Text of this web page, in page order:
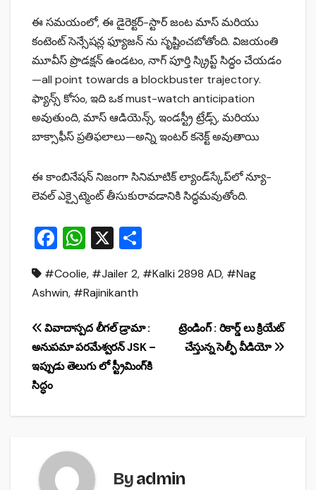
ఈ సమయంలో, ఈ డైరెక్టర్-స్టార్ జంట మాస్ మరియు
కంటెంట్ సెన్సేషన్ల ఫ్యూజన్ ను సృష్టించబోతోంది. విజయంతి
మూవీస్ ప్రొడక్షన్ ఉండటం, నాగ్ పూర్తి స్క్రిప్ట్ సిద్ధం చేయడం
—all point towards a blockbuster trajectory.
ఫ్యాన్స్ కోసం, ఇది ఒక must-watch anticipation
అవుతుంది, మాస్ ఆడియెన్స్, ఇండస్ట్రీ ట్రేడ్స్, మరియు
బాక్సాఫీస్ ప్రతిఫలాలు—అన్ని ఇంటర్ కనెక్ట్ అవుతాయి
ఈ కాంబినేషన్ నిజంగా సినిమాటిక్ ల్యాండ్‌స్కేప్‌లో న్యూ-
లెవల్ ఎక్సైట్మెంట్ తీసుకురావడానికి సిద్ధమవుతోంది.
F
c
e
b
o
o
W
at
s
A
p
p
X
ar
#Coolie, #Jailer 2, #Kalki 2898 AD, #Nag
Ashwin, #Rajinikanth
Post
navigation
ట్రెండింగ్ : రికార్డ్ లు క్రియేట్
చేస్తున్న సెల్ఫీ వీడియో
వివాదాస్పద లీగల్ డ్రామా :
అనుపమా పరమేశ్వరన్ JSK –
ఇప్పుడు తెలుగు లో స్ట్రీమింగ్‌కి
సిద్ధం
Byadmin